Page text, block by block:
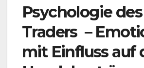
Psychologie des
Traders –
mit Einfluss auf